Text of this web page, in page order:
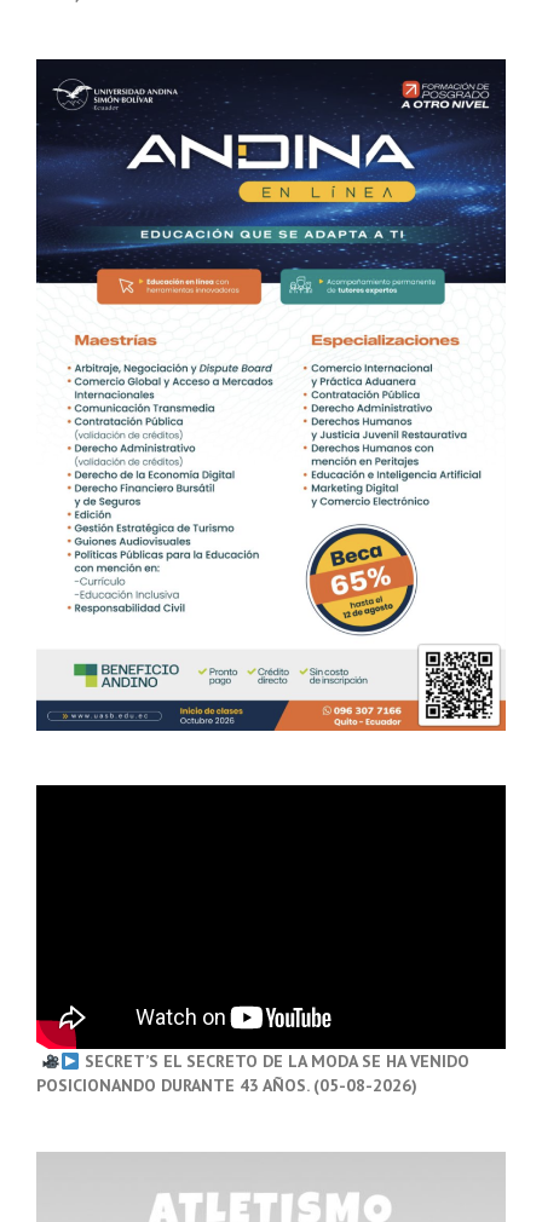
SECRET’S EL SECRETO DE LA MODA SE HA VENIDO
POSICIONANDO DURANTE 43 AÑOS. (05-08-2026)